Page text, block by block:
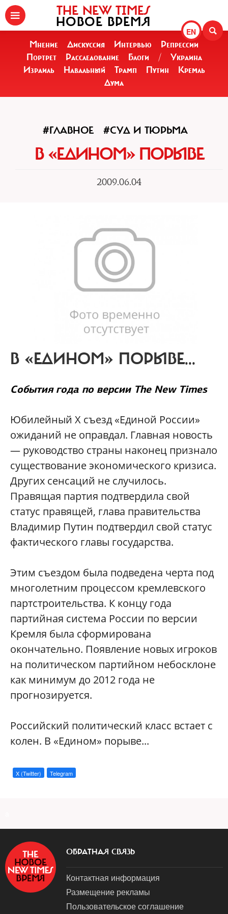
EN
THE NEW TIMES
НОВОЕ ВРЕМЯ
Мнение Дискуссия Интервью
Репрессии
Портрет
Расследование Блоги /
Украина
Израиль
Навальный Трамп Путин
Кремль
Дума
#ГЛАВНОЕ #СУД И ТЮРЬМА
В «ЕДИНОМ» ПОРЫВЕ
2009.06.04
В «ЕДИНОМ» ПОРЫВЕ...
События года по версии The New Times
Юбилейный X съезд «Единой России»
ожиданий не оправдал. Главная новость
— руководство страны наконец признало
существование экономического кризиса.
Других сенсаций не случилось.
Правящая партия подтвердила свой
статус правящей, глава правительства
Владимир Путин подтвердил свой статус
фактического главы государства.
Этим съездом была подведена черта под
многолетним процессом кремлевского
партстроительства. К концу года
партийная система России по версии
Кремля была сформирована
окончательно. Появление новых игроков
на политическом партийном небосклоне
как минимум до 2012 года не
прогнозируется.
Российский политический класс встает с
колен. В «Едином» порыве...
X (Twitter) Telegram
ОБРАТНАЯ СВЯЗЬ
Контактная информация
Размещение рекламы
Пользовательское соглашение